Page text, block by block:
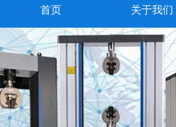
首页 关于我们